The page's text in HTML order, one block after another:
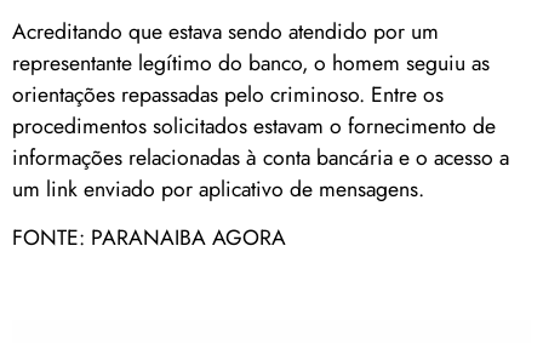
Acreditando que estava sendo atendido por um
representante legítimo do banco, o homem seguiu as
orientações repassadas pelo criminoso. Entre os
procedimentos solicitados estavam o fornecimento de
informações relacionadas à conta bancária e o acesso a
um link enviado por aplicativo de mensagens.
FONTE: PARANAIBA AGORA